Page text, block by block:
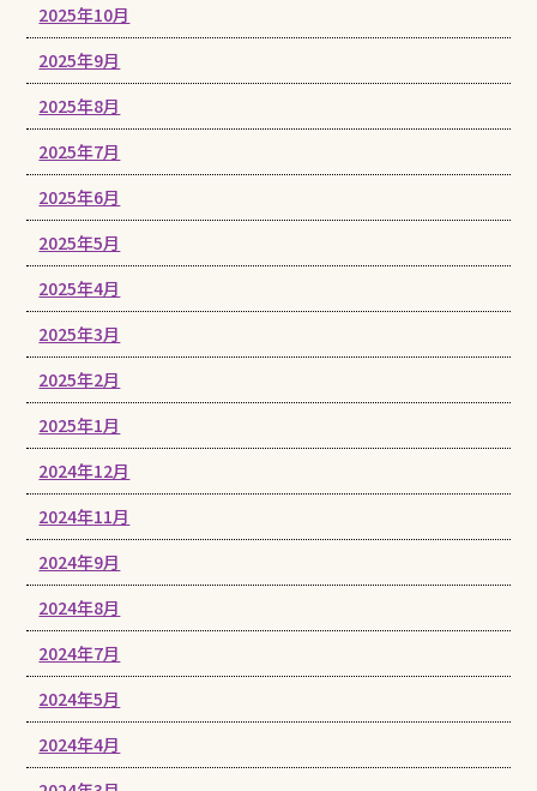
2025年10月
2025年9月
2025年8月
2025年7月
2025年6月
2025年5月
2025年4月
2025年3月
2025年2月
2025年1月
2024年12月
2024年11月
2024年9月
2024年8月
2024年7月
2024年5月
2024年4月